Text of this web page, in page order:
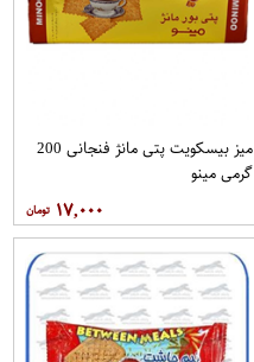
میز بیسکویت پتی مانژ فنجانی 200
گرمی مینو
۱۷,۰۰۰